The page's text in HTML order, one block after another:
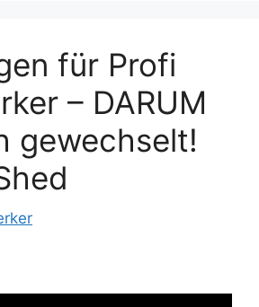
für Profi
– DARUM
gewechselt!